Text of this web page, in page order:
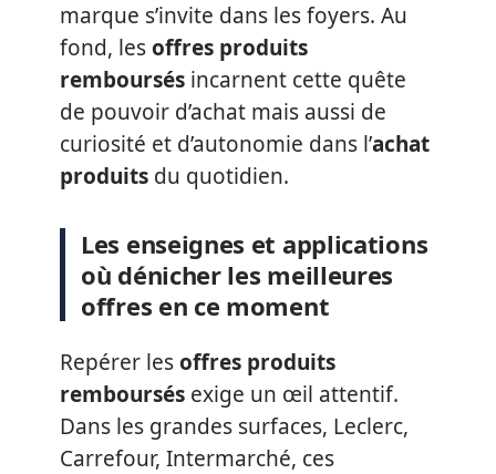
marque s’invite dans les foyers. Au
fond, lesoffres produits
remboursés incarnent cette quête
de pouvoir d’achat mais aussi de
curiosité et d’autonomie dans l’achat
produits du quotidien.
Les enseignes et applications
où dénicher les meilleures
offres en ce moment
Repérer lesoffres produits
remboursés exige un œil attentif.
Dans les grandes surfaces, Leclerc,
Carrefour, Intermarché, ces